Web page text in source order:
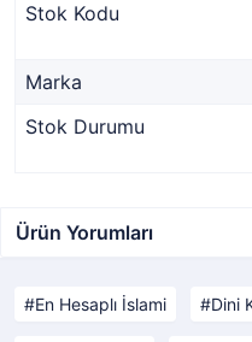
Stok Kodu
Marka
Stok Durumu
Ürün Yorumları
En Hesaplı İslami Dini